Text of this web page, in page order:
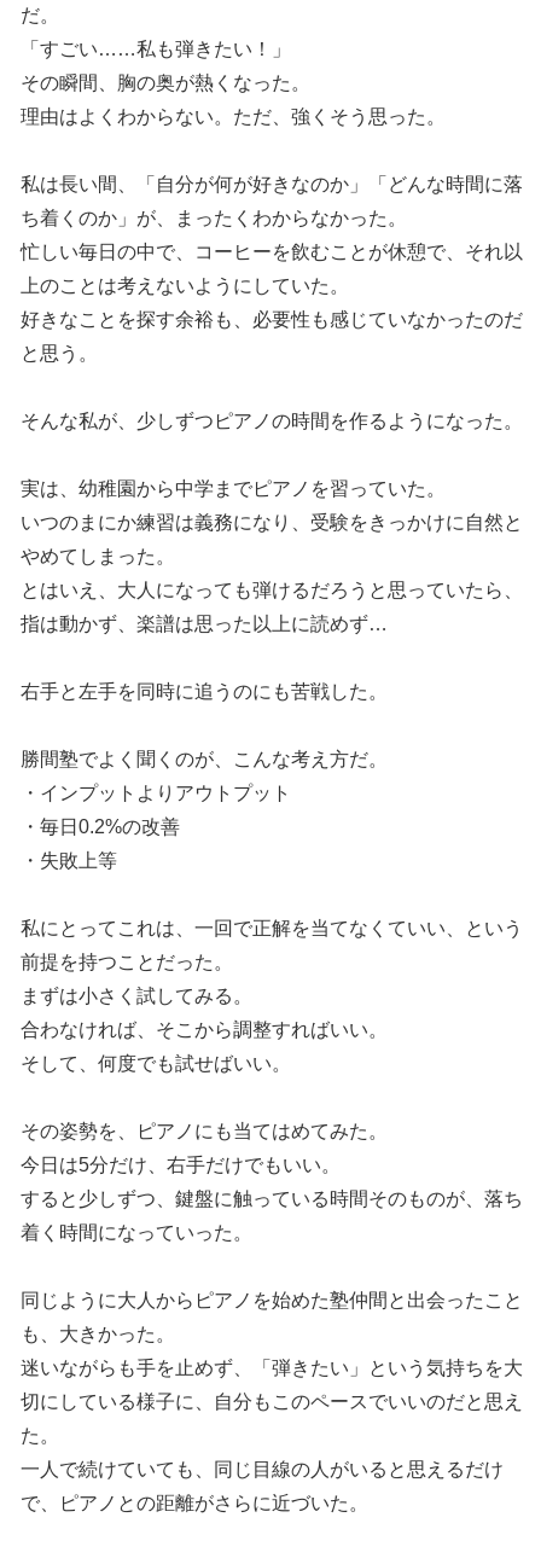
だ。
「すごい……私も弾きたい！」
その瞬間、胸の奥が熱くなった。
理由はよくわからない。ただ、強くそう思った。
私は長い間、「自分が何が好きなのか」「どんな時間に落
ち着くのか」が、まったくわからなかった。
忙しい毎日の中で、コーヒーを飲むことが休憩で、それ以
上のことは考えないようにしていた。
好きなことを探す余裕も、必要性も感じていなかったのだ
と思う。
そんな私が、少しずつピアノの時間を作るようになった。
実は、幼稚園から中学までピアノを習っていた。
いつのまにか練習は義務になり、受験をきっかけに自然と
やめてしまった。
とはいえ、大人になっても弾けるだろうと思っていたら、
指は動かず、楽譜は思った以上に読めず…
右手と左手を同時に追うのにも苦戦した。
勝間塾でよく聞くのが、こんな考え方だ。
・インプットよりアウトプット
・毎日0.2%の改善
・失敗上等
私にとってこれは、一回で正解を当てなくていい、という
前提を持つことだった。
まずは小さく試してみる。
合わなければ、そこから調整すればいい。
そして、何度でも試せばいい。
その姿勢を、ピアノにも当てはめてみた。
今日は5分だけ、右手だけでもいい。
すると少しずつ、鍵盤に触っている時間そのものが、落ち
着く時間になっていった。
同じように大人からピアノを始めた塾仲間と出会ったこと
も、大きかった。
迷いながらも手を止めず、「弾きたい」という気持ちを大
切にしている様子に、自分もこのペースでいいのだと思え
た。
一人で続けていても、同じ目線の人がいると思えるだけ
で、ピアノとの距離がさらに近づいた。